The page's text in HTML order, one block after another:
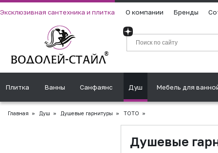
Эксклюзивная сантехника и плитка О компании Бренды
Плитка Ванны Санфаянс Душ Мебель для
Главная » Душ » Душевые гарнитуры » TOTO »
Душевые